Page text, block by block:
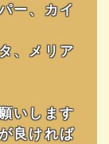
ー、カイ
、メリア
いします
良ければ